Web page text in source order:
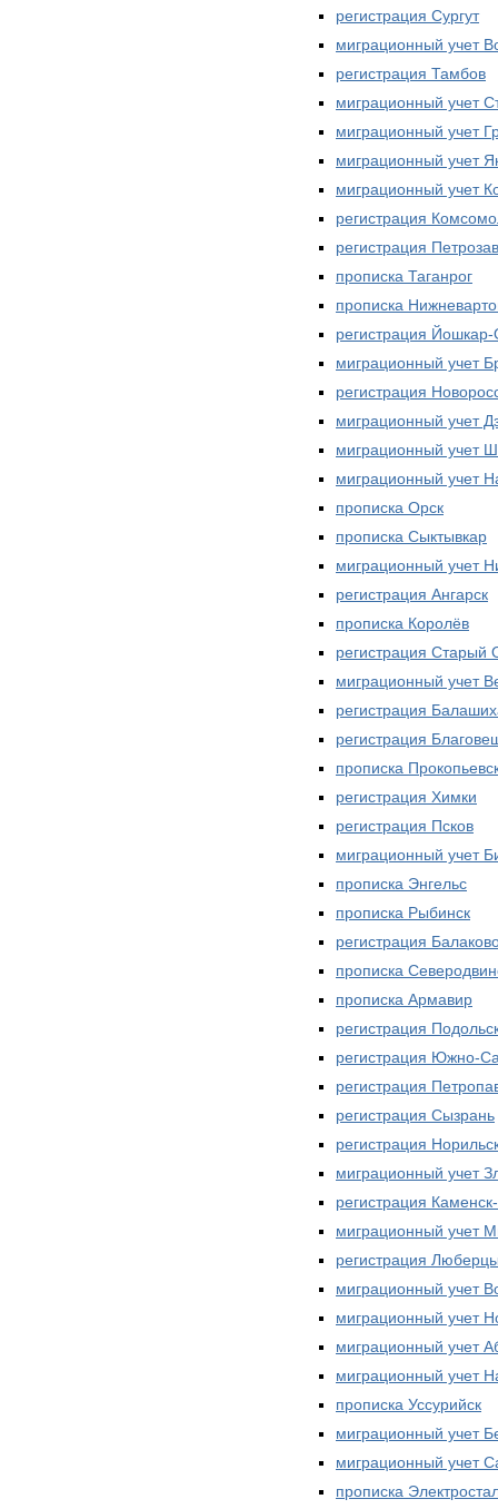
регистрация Сургут
миграционный учет
регистрация Тамбов
миграционный учет
миграционный учет
миграционный учет
миграционный учет
регистрация
регистрация
прописка Таганрог
прописка
регистрация
миграционный учет
регистрация
миграционный учет
миграционный учет
миграционный учет
прописка Орск
прописка Сыктывкар
миграционный учет
регистрация Ангарск
прописка Королёв
регистрация Старый
миграционный учет
регистрация
регистрация
прописка
регистрация Химки
регистрация Псков
миграционный учет
прописка Энгельс
прописка Рыбинск
регистрация
прописка
прописка Армавир
регистрация
регистрация Южно-
регистрация
регистрация Сызрань
регистрация
миграционный учет
регистрация
миграционный учет
регистрация
миграционный учет
миграционный учет
миграционный учет
миграционный учет
прописка Уссурийск
миграционный учет
миграционный учет
прописка